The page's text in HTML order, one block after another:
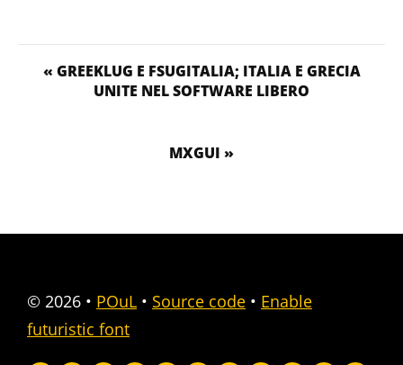
« GREEKLUG E FSUGITALIA; ITALIA E GRECIA
UNITE NEL SOFTWARE LIBERO
MXGUI »
© 2026 • POuL • Source code • Enable
futuristic font